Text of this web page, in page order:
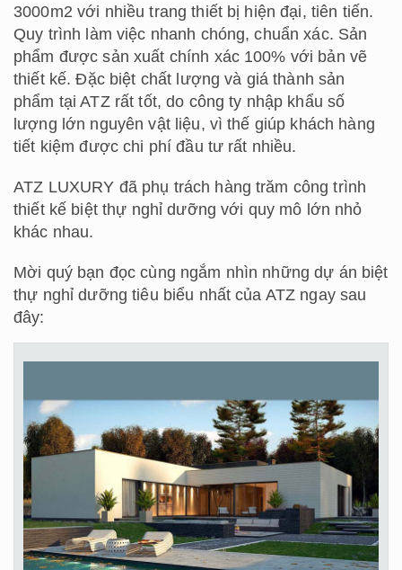
3000m2 với nhiều trang thiết bị hiện đại, tiên tiến.
Quy trình làm việc nhanh chóng, chuẩn xác. Sản
phẩm được sản xuất chính xác 100% với bản vẽ
thiết kế. Đặc biệt chất lượng và giá thành sản
phẩm tại ATZ rất tốt, do công ty nhập khẩu số
lượng lớn nguyên vật liệu, vì thế giúp khách hàng
tiết kiệm được chi phí đầu tư rất nhiều.
ATZ LUXURY đã phụ trách hàng trăm công trình
thiết kế biệt thự nghỉ dưỡng với quy mô lớn nhỏ
khác nhau.
Mời quý bạn đọc cùng ngắm nhìn những dự án biệt
thự nghỉ dưỡng tiêu biểu nhất của ATZ ngay sau
đây: